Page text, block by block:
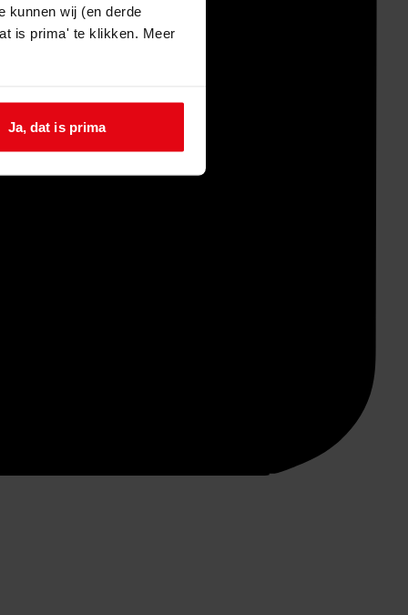
kunnen wij (en derde
is prima' te klikken. Meer
Ja, dat is prima